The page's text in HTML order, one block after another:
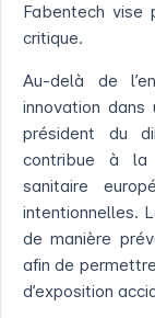
Fabentech vise
critique.
Au-delà de
innovation dans
président du
contribue à la
sanitaire
intentionnelles.
de manière
afin de
d’exposition